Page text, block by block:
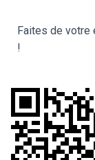
Faites de votre
!